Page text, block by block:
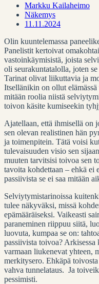
Markku Kailaheimo
Näkemys
11.11.2024
Olin kuuntelemassa
Panelistit kertoivat
vastoinkäymisistä, joista
oli seurakuntatalolla, joten
Tarinat olivat liikuttavia ja
Itsellänikin on ollut
mitään roolia niistä
toivon käsite kumiseekin
Ajatellaan, että ihmisellä on
sen olevan realistinen hän
ja toimenpitein. Tätä voisi
tulevaisuuden visio sen
muuten tarvitsisi toivoa sen
tavoita kohdettaan – ehkä ei
passiivista se ei saa mitään
Selviytymistarinoissa
tulee näkyväksi, missä
epämääräiseksi. Vaikeasti
paraneminen riippuu siitä,
luovuta, kumpaa se on:
passiivista toivoa? Arkisessa
varmaan liukenevat yhteen,
merkitysero. Ehkäpä
vahva tunnelataus. Ja
pessimisti.